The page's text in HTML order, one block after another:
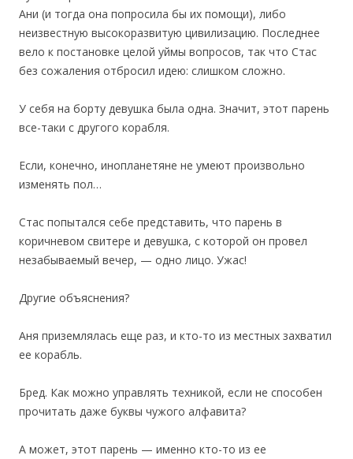
Ани (и тогда она попросила бы их помощи), либо
неизвестную высокоразвитую цивилизацию. Последнее
вело к постановке целой уймы вопросов, так что Стас
без сожаления отбросил идею: слишком сложно.
У себя на борту девушка была одна. Значит, этот парень
все-таки с другого корабля.
Если, конечно, инопланетяне не умеют произвольно
изменять пол…
Стас попытался себе представить, что парень в
коричневом свитере и девушка, с которой он провел
незабываемый вечер, — одно лицо. Ужас!
Другие объяснения?
Аня приземлялась еще раз, и кто-то из местных захватил
ее корабль.
Бред. Как можно управлять техникой, если не способен
прочитать даже буквы чужого алфавита?
А может, этот парень — именно кто-то из ее